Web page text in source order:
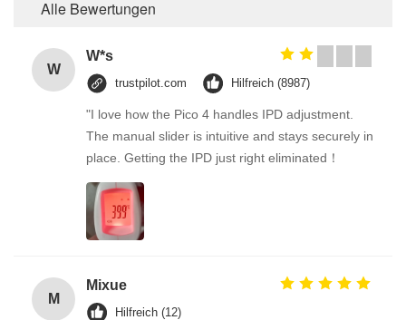
Alle Bewertungen
W
W*s
trustpilot.com Hilfreich (8987)
"I love how the Pico 4 handles IPD adjustment.
The manual slider is intuitive and stays securely in
place. Getting the IPD just right eliminated！
M
Mixue
Hilfreich (12)